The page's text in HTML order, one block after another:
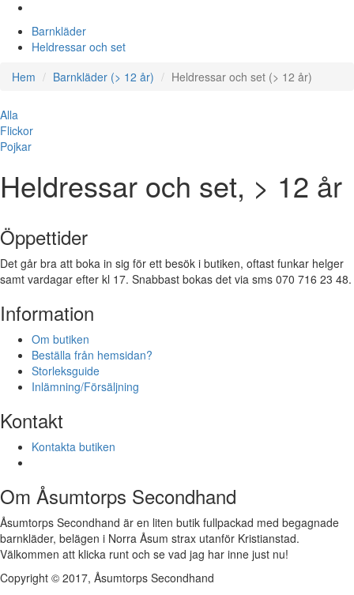
Barnkläder
Heldressar och set
Hem
Barnkläder (> 12 år) Heldressar och set (> 12 år)
Alla
Flickor
Pojkar
Heldressar och set, > 12 år
Öppettider
Det går bra att boka in sig för ett besök i butiken, oftast funkar helger
samt vardagar efter kl 17. Snabbast bokas det via sms 070 716 23 48.
Information
Om butiken
Beställa från hemsidan?
Storleksguide
Inlämning/Försäljning
Kontakt
Kontakta butiken
Om Åsumtorps Secondhand
Åsumtorps Secondhand är en liten butik fullpackad med begagnade
barnkläder, belägen i Norra Åsum strax utanför Kristianstad.
Välkommen att klicka runt och se vad jag har inne just nu!
Copyright © 2017, Åsumtorps Secondhand